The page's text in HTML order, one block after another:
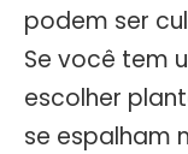
podem ser
Se você tem
escolher
se espalham